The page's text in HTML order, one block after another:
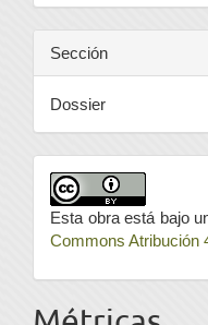
Sección
Dossier
Esta obra está bajo
Commons Atribución